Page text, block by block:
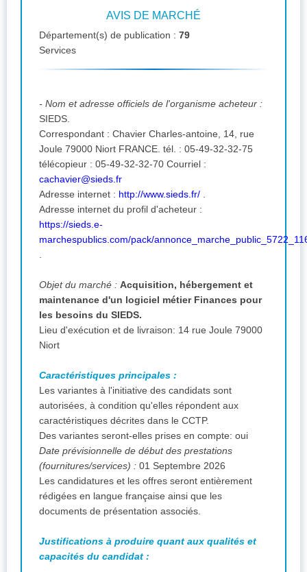
AVIS DE MARCHÉ
Département(s) de publication : 79
Services
- Nom et adresse officiels de l'organisme acheteur :
SIEDS.
Correspondant : Chavier Charles-antoine, 14, rue
Joule 79000 Niort FRANCE. tél. : 05-49-32-32-75
télécopieur : 05-49-32-32-70 Courriel :
cachavier@sieds.fr
Adresse internet : http://www.sieds.fr/
Adresse internet du profil d'acheteur :
https://sieds.e-
marchespublics.com/pack/
Objet du marché : Acquisition, hébergement et
maintenance d'un logiciel métier Finances pour
les besoins du SIEDS.
Lieu d'exécution et de livraison: 14 rue Joule 79000
Niort
Caractéristiques principales :
Les variantes à l'initiative des candidats sont
autorisées, à condition qu'elles répondent aux
caractéristiques décrites dans le CCTP.
Des variantes seront-elles prises en compte: oui
Date prévisionnelle de début des prestations
(fournitures/services) : 01 Septembre 2026
Les candidatures et les offres seront entièrement
rédigées en langue française ainsi que les
documents de présentation associés.
Justifications à produire quant aux qualités et
capacités du candidat :